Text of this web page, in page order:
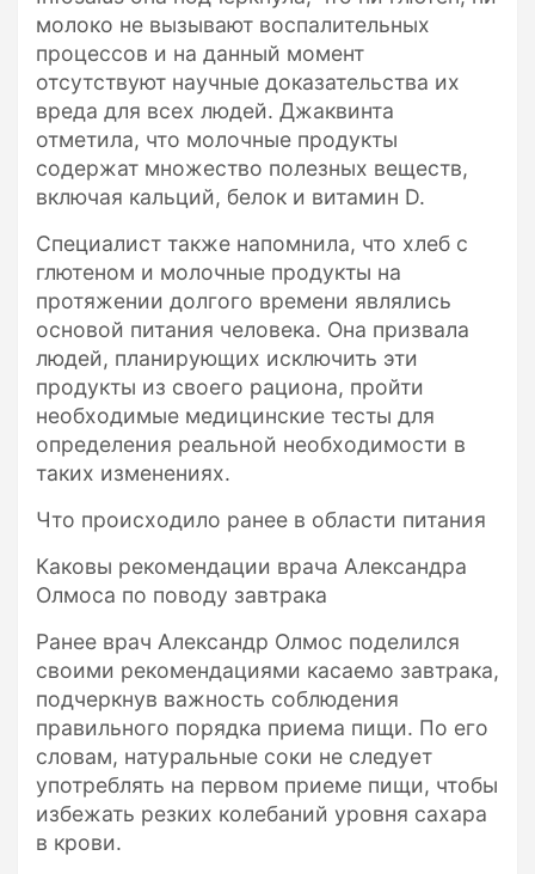
молоко не вызывают воспалительных
процессов и на данный момент
отсутствуют научные доказательства их
вреда для всех людей. Джаквинта
отметила, что молочные продукты
содержат множество полезных веществ,
включая кальций, белок и витамин D.
Специалист также напомнила, что хлеб с
глютеном и молочные продукты на
протяжении долгого времени являлись
основой питания человека. Она призвала
людей, планирующих исключить эти
продукты из своего рациона, пройти
необходимые медицинские тесты для
определения реальной необходимости в
таких изменениях.
Что происходило ранее в области питания
Каковы рекомендации врача Александра
Олмоса по поводу завтрака
Ранее врач Александр Олмос поделился
своими рекомендациями касаемо завтрака,
подчеркнув важность соблюдения
правильного порядка приема пищи. По его
словам, натуральные соки не следует
употреблять на первом приеме пищи, чтобы
избежать резких колебаний уровня сахара
в крови.